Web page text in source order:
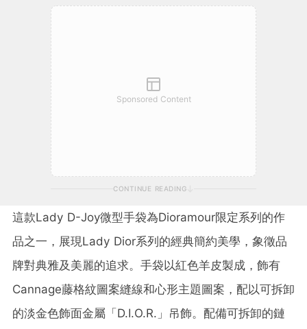
Sponsored Content
CONTINUE READING
這款Lady D-Joy微型手袋為Dioramour限定系列的作
品之一，展現Lady Dior系列的經典簡約美學，象徵品
牌對典雅及美麗的追求。手袋以紅色羊皮製成，飾有
Cannage藤格紋圖案縫線和心形主題圖案，配以可拆卸
的淡金色飾面金屬「D.I.O.R.」吊飾。配備可拆卸的鏈